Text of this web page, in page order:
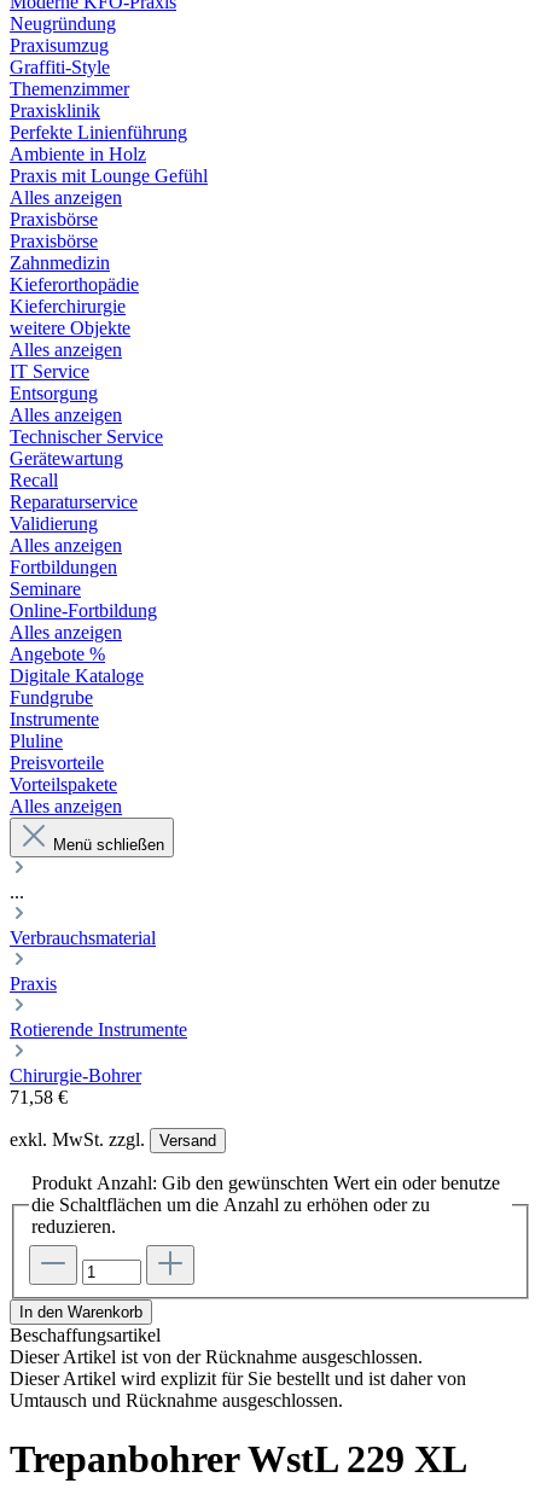
Neugründung
Praxisumzug
Graffiti-Style
Themenzimmer
Praxisklinik
Perfekte Linienführung
Ambiente in Holz
Praxis mit Lounge Gefühl
Alles anzeigen
Praxisbörse
Praxisbörse
Zahnmedizin
Kieferorthopädie
Kieferchirurgie
weitere Objekte
Alles anzeigen
IT Service
Entsorgung
Alles anzeigen
Technischer Service
Gerätewartung
Recall
Reparaturservice
Validierung
Alles anzeigen
Fortbildungen
Seminare
Online-Fortbildung
Alles anzeigen
Angebote %
Digitale Kataloge
Fundgrube
Instrumente
Pluline
Preisvorteile
Vorteilspakete
Alles anzeigen
Menü schließen
...
Verbrauchsmaterial
Praxis
Rotierende Instrumente
Chirurgie-Bohrer
71,58 €
exkl. MwSt. zzgl. Versand
Produkt Anzahl: Gib den gewünschten Wert ein oder benutze
die Schaltflächen um die Anzahl zu erhöhen oder zu
reduzieren.
In den Warenkorb
Beschaffungsartikel
Dieser Artikel ist von der Rücknahme ausgeschlossen.
Dieser Artikel wird explizit für Sie bestellt und ist daher von
Umtausch und Rücknahme ausgeschlossen.
Trepanbohrer WstL 229 XL